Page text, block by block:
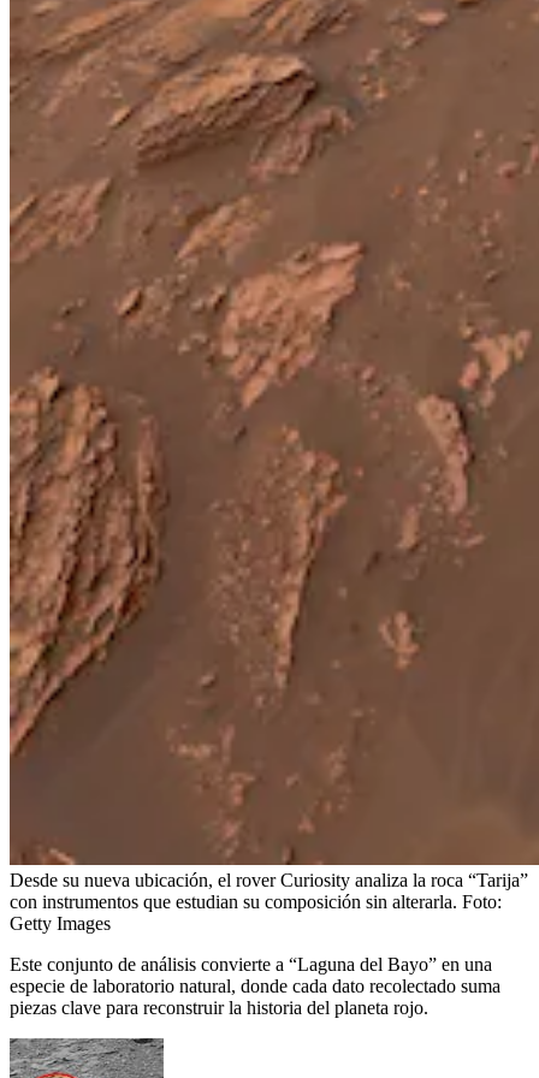
Desde su nueva ubicación, el rover Curiosity analiza la roca “Tarija”
con instrumentos que estudian su composición sin alterarla. Foto:
Getty Images
Este conjunto de análisis convierte a “Laguna del Bayo” en una
especie de laboratorio natural, donde cada dato recolectado suma
piezas clave para reconstruir la historia del planeta rojo.